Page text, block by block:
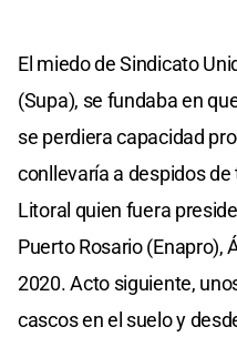
El miedo de Sindicato
(Supa), se fundaba en
se perdiera capacidad
conllevaría a despidos de
Litoral quien fuera
Puerto Rosario (Enapro),
2020. Acto siguiente,
cascos en el suelo y